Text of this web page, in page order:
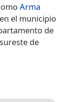
Arma
el municipio
de
de